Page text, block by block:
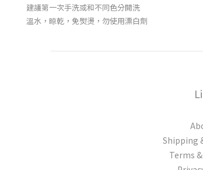
建議第一次手洗或和不同色分開洗
溫水，晾乾，免熨燙，勿使用漂白劑
Shipping
Terms